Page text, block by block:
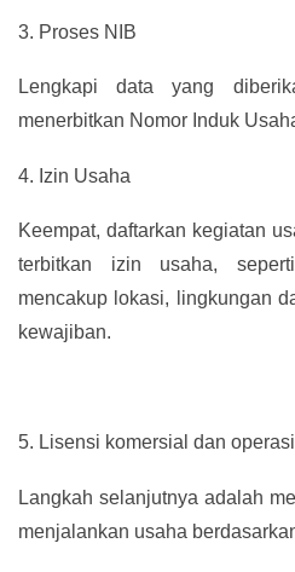
3. Proses NIB
Lengkapi data yang
menerbitkan Nomor Induk
4. Izin Usaha
Keempat, daftarkan kegiatan
terbitkan izin usaha,
mencakup lokasi, lingkungan
kewajiban.
5. Lisensi komersial dan
Langkah selanjutnya adalah
menjalankan usaha